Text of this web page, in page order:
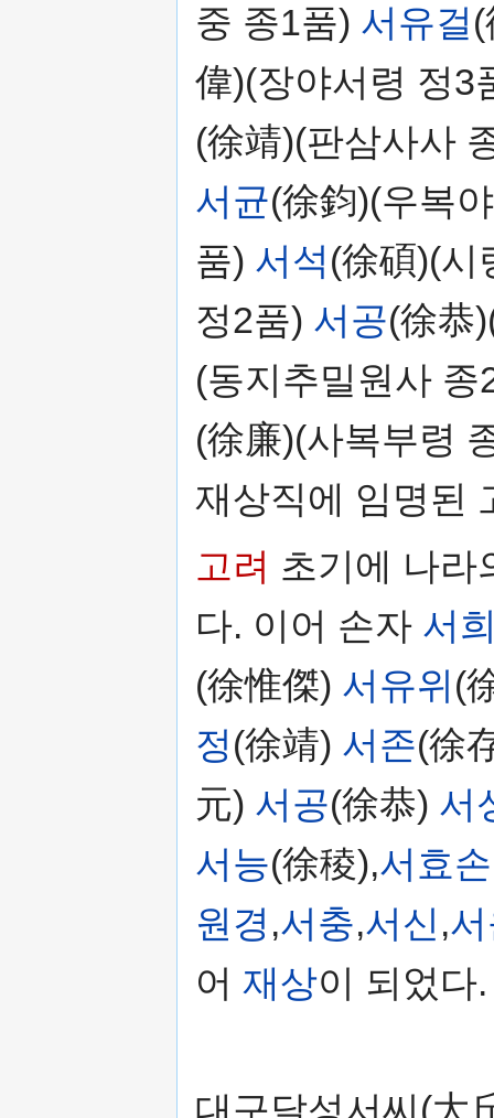
중 종1품) 서유걸
偉)(장야서령 정3
(徐靖)(판삼사사
서균(徐鈞)(우복
품) 서석(徐碩)(시
정2품) 서공(徐恭
(동지추밀원사
(徐廉)(사복부령
재상직에 임명된
고려 초기에 나
다. 이어 손자 서
(徐惟傑) 서유위 (
정(徐靖) 서존(徐
元) 서공(徐恭) 서
서능(徐稜),서효손
원경 ,서충,서신 ,
어 재상이 되었다.